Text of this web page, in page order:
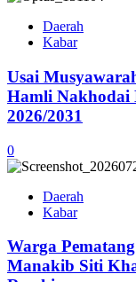
Daerah
Kabar
Usai
Hamli Nakhodai
2026/2031
0
Daerah
Kabar
Warga
Manakib Siti